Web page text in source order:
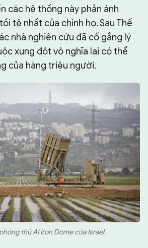
các hệ thống này phản ánh
tệ nhất của chính họ. Sau Thế
nhà nghiên cứu đã cố gắng lý
xung đột vô nghĩa lại có thể
của hàng triệu người.
thủ AI Iron Dome của Israel.